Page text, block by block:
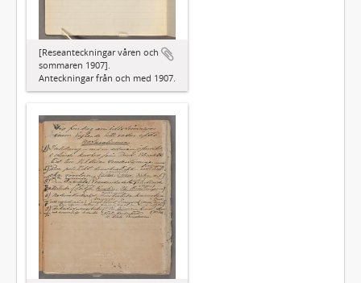
[Reseanteckningar våren och
sommaren 1907].
Anteckningar från och med 1907.